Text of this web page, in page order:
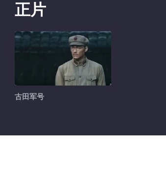
正片
古田军号